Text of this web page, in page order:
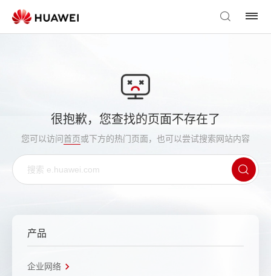
很抱歉，您查找的页面不存在了
您可以访问首页或下方的热门页面，也可以尝试搜索网站内容
产品
企业网络